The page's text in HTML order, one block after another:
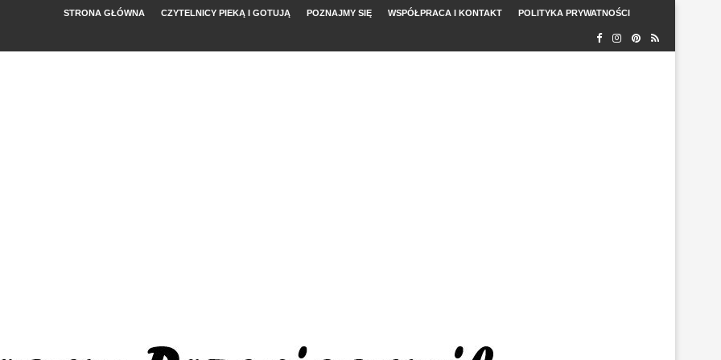
STRONA GŁÓWNA CZYTELNICY PIEKĄ I GOTUJĄ POZNAJMY SIĘ WSPÓŁPRACA I KONTAKT POLITYKA PRYWATNOŚCI